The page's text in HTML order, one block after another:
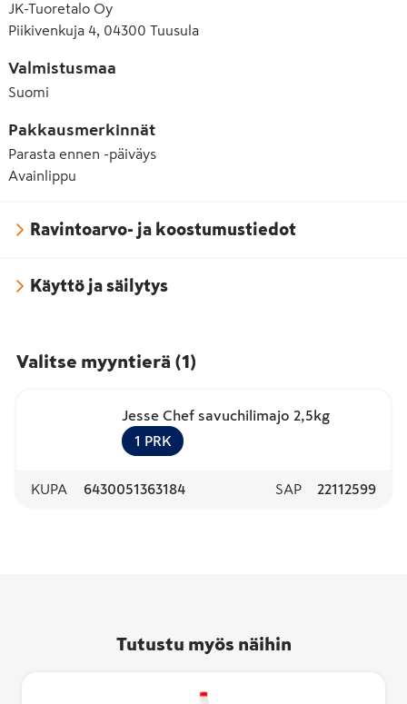
E415 Ksantaanikumi
JK-Tuoretalo Oy
Piikivenkuja 4, 04300 Tuusula
Valmistusmaa
Suomi
Pakkausmerkinnät
Parasta ennen -päiväys
Avainlippu
Ravintoarvo- ja koostumustiedot
Käyttö ja säilytys
Valitse myyntierä (1)
Jesse Chef savuchilimajo 2,5kg
1 PRK
KUPA 6430051363184 SAP 22112599
Tutustu myös näihin